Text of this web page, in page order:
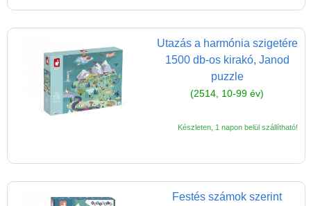
Utazás a harmónia szigetére
1500 db-os kirakó, Janod
puzzle
(2514, 10-99 év)
Készleten, 1 napon belül szállítható!
Festés számok szerint
Papírszínház
Pixelhobby
Puzzle
Spiegelburg játékok
Szerelés, barkácsolás, kerti
(baba,autó,konyha,épület,..)